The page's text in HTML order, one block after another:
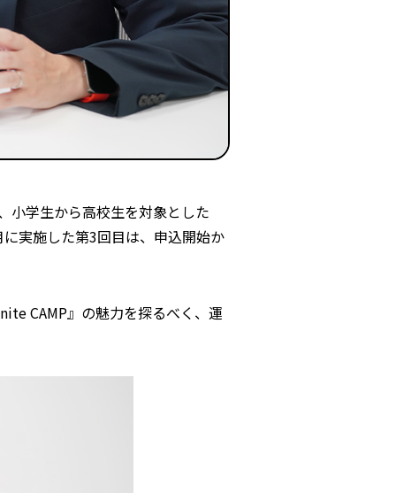
小学生から高校生を対象とした
実施した第3回目は、申込開始か
CAMP』の魅力を探るべく、運